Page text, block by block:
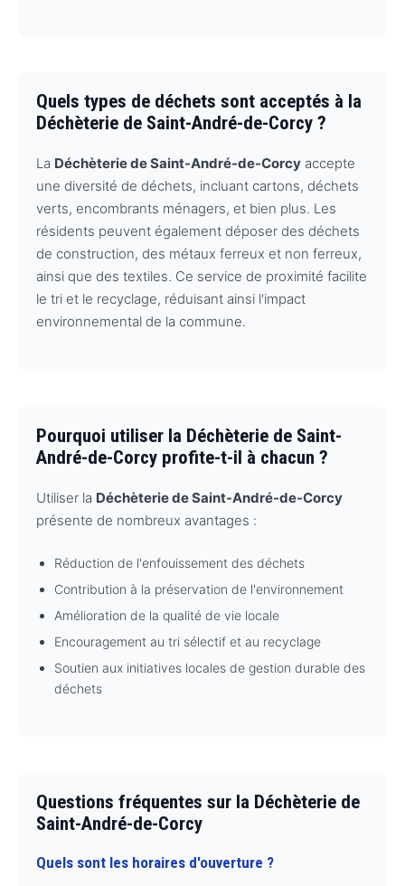
Quels types de déchets sont acceptés à la
Déchèterie de Saint-André-de-Corcy ?
La Déchèterie de Saint-André-de-Corcy accepte
une diversité de déchets, incluant cartons, déchets
verts, encombrants ménagers, et bien plus. Les
résidents peuvent également déposer des déchets
de construction, des métaux ferreux et non ferreux,
ainsi que des textiles. Ce service de proximité facilite
le tri et le recyclage, réduisant ainsi l'impact
environnemental de la commune.
Pourquoi utiliser la Déchèterie de Saint-
André-de-Corcy profite-t-il à chacun ?
Utiliser la Déchèterie de Saint-André-de-Corcy
présente de nombreux avantages :
Réduction de l'enfouissement des déchets
Contribution à la préservation de l'environnement
Amélioration de la qualité de vie locale
Encouragement au tri sélectif et au recyclage
Soutien aux initiatives locales de gestion durable des
déchets
Questions fréquentes sur la Déchèterie de
Saint-André-de-Corcy
Quels sont les horaires d'ouverture ?